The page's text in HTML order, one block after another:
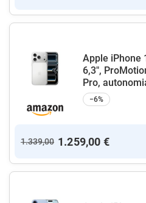
Apple iPhone
6,3",
Pro,
−6%
1.339,00 1.259,00 €